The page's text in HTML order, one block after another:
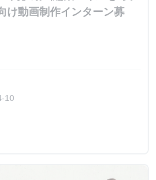
け動画制作インターン募
10